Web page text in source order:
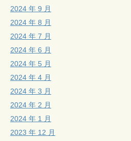
2024 年 9 月
2024 年 8 月
2024 年 7 月
2024 年 6 月
2024 年 5 月
2024 年 4 月
2024 年 3 月
2024 年 2 月
2024 年 1 月
2023 年 12 月